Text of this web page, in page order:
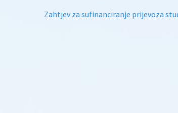
Zahtjev za sufinanciranje prijevoza